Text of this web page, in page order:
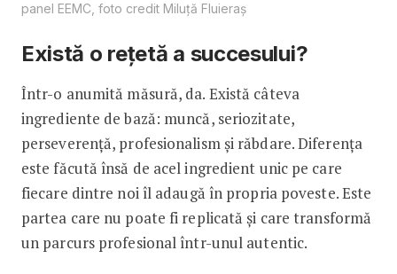
panel EEMC, foto credit Miluță Fluieraș
Există o rețetă a succesului?
Într-o anumită măsură, da. Există câteva
ingrediente de bază: muncă, seriozitate,
perseverență, profesionalism și răbdare. Diferența
este făcută însă de acel ingredient unic pe care
fiecare dintre noi îl adaugă în propria poveste. Este
partea care nu poate fi replicată și care transformă
un parcurs profesional într-unul autentic.